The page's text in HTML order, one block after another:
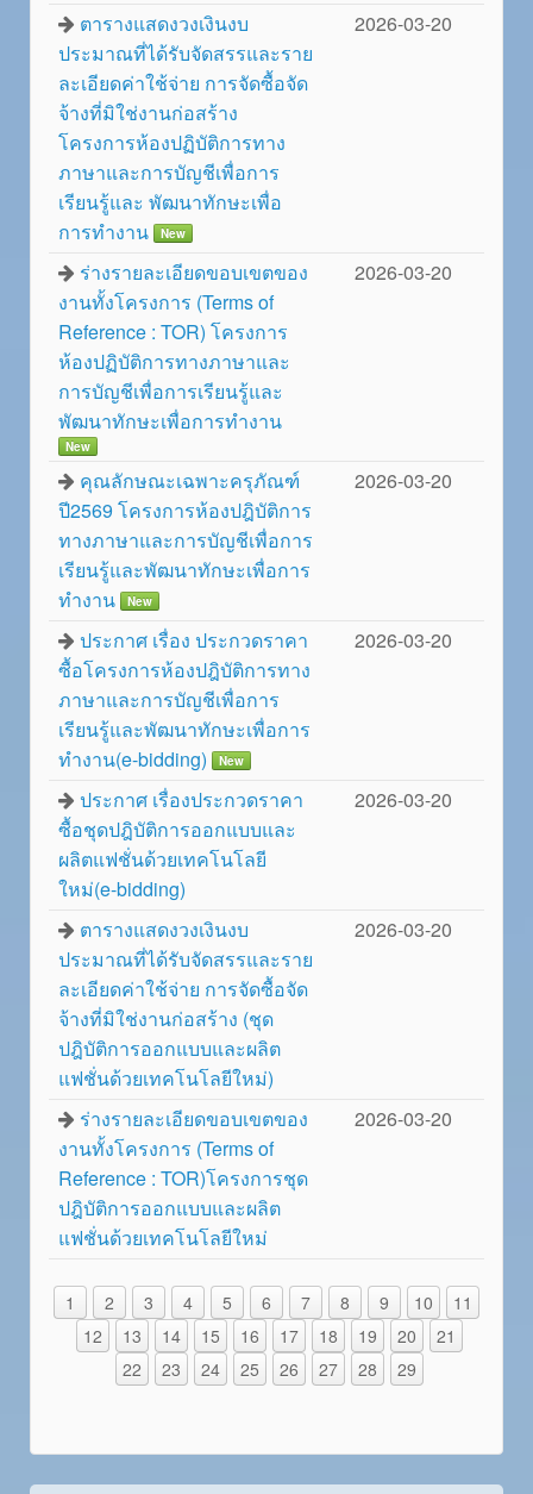
ตารางแสดงวงเงินงบ
ประมาณที่ได้รับจัดสรรและราย
ละเอียดค่าใช้จ่าย การจัดซื้อจัด
จ้างที่มิใช่งานก่อสร้าง
โครงการห้องปฏิบัติการทาง
ภาษาและการบัญชีเพื่อการ
เรียนรู้และ พัฒนาทักษะเพื่อ
การทำงาน
New
2026-03-20
ร่างรายละเอียดขอบเขตของ
งานทั้งโครงการ (Terms of
Reference : TOR) โครงการ
ห้องปฏิบัติการทางภาษาและ
การบัญชีเพื่อการเรียนรู้และ
พัฒนาทักษะเพื่อการทำงาน
New
2026-03-20
คุณลักษณะเฉพาะครุภัณฑ์
ปี2569 โครงการห้องปฎิบัติการ
ทางภาษาและการบัญชีเพื่อการ
เรียนรู้และพัฒนาทักษะเพื่อการ
ทำงาน
New
2026-03-20
ประกาศ เรื่อง ประกวดราคา
ซื้อโครงการห้องปฎิบัติการทาง
ภาษาและการบัญชีเพื่อการ
เรียนรู้และพัฒนาทักษะเพื่อการ
ทำงาน(e-bidding)
New
2026-03-20
ประกาศ เรื่องประกวดราคา
ซื้อชุดปฎิบัติการออกแบบและ
ผลิตแฟชั่นด้วยเทคโนโลยี
ใหม่(e-bidding)
2026-03-20
ตารางแสดงวงเงินงบ
ประมาณที่ได้รับจัดสรรและราย
ละเอียดค่าใช้จ่าย การจัดซื้อจัด
จ้างที่มิใช่งานก่อสร้าง (ชุด
ปฎิบัติการออกแบบและผลิต
แฟชั่นด้วยเทคโนโลยีใหม่)
2026-03-20
ร่างรายละเอียดขอบเขตของ
งานทั้งโครงการ (Terms of
Reference : TOR)โครงการชุด
ปฎิบัติการออกแบบและผลิต
แฟชั่นด้วยเทคโนโลยีใหม่
2026-03-20
1 2 3 4 5 6 7 8 9 10
11
12
13 14 15 16 17 18 19 20
21
22
23 24 25 26 27 28 29